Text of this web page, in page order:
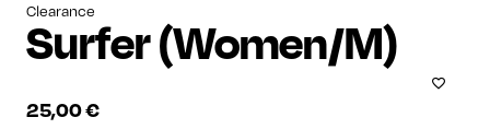
Clearance
Surfer (Women/M)
25,00€